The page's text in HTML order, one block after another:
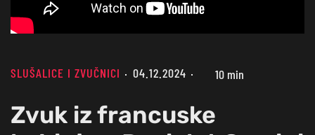
SLUŠALICE I ZVUČNICI 04.12.2024 10 min
Zvuk iz francuske